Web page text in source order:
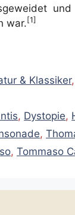
war. [1]
& Klassiker,
, Dystopie,
,
, Tommaso